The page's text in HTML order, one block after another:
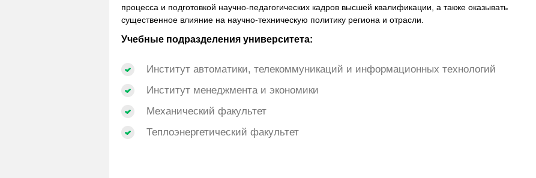
процесса и подготовкой научно-педагогических кадров высшей квалификации, а также оказывать
существенное влияние на научно-техническую политику региона и отрасли.
Учебные подразделения университета:
Институт автоматики, телекоммуникаций и информационных технологий
Институт менеджмента и экономики
Механический факультет
Теплоэнергетический факультет